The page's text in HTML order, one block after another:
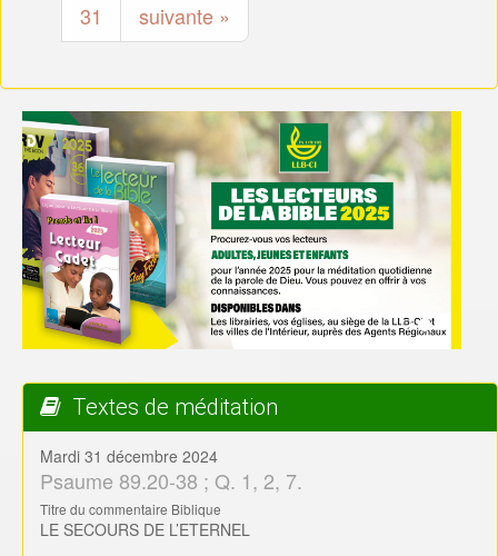
31
suivante »
Textes de méditation
Mardi 31 décembre 2024
Psaume 89.20-38 ; Q. 1, 2, 7.
Titre du commentaire Biblique
LE SECOURS DE L’ETERNEL
Tiré du lecteur de la Bible 2026
Lundi 30 décembre 2024
Psaume 89.1-19 ; Q.1, 2
Titre du commentaire Biblique
MALGRE TOUT…
Tiré du lecteur de la Bible 2026